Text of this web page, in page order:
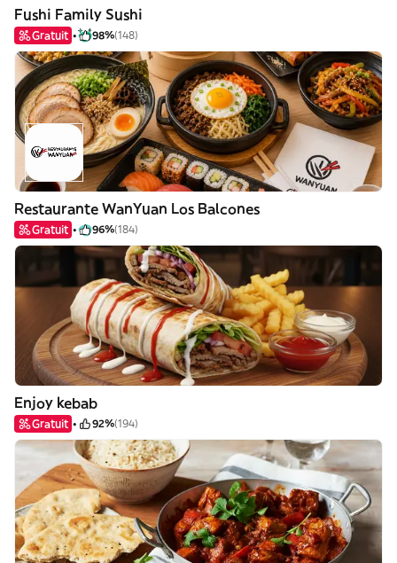
Fushi Family Sushi
Gratuit 98%(148)
Restaurante WanYuan Los Balcones
Gratuit 96%(184)
Enjoy kebab
Gratuit 92%(194)